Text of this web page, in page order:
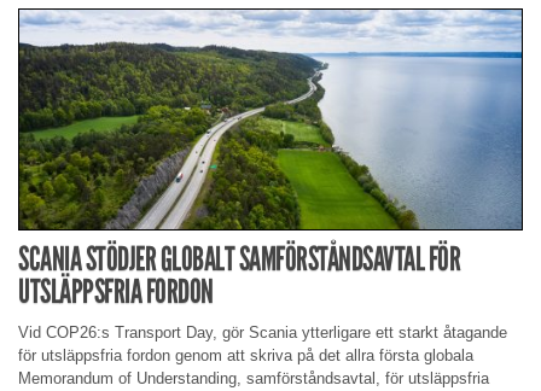
SCANIA STÖDJER GLOBALT SAMFÖRSTÅNDSAVTAL FÖR
UTSLÄPPSFRIA FORDON
Vid COP26:s Transport Day, gör Scania ytterligare ett starkt åtagande
för utsläppsfria fordon genom att skriva på det allra första globala
Memorandum of Understanding, samförståndsavtal, för utsläppsfria